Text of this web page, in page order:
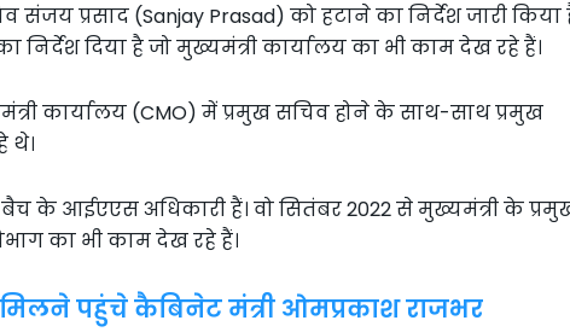
प्रसाद (Sanjay Prasad) को हटाने का निर्देश जारी किया
दिया है जो मुख्यमंत्री कार्यालय का भी काम देख रहे हैं।
कार्यालय (CMO) में प्रमुख सचिव होने के साथ-साथ प्रमुख
थे।
बैच के आईएएस अधिकारी हैं। वो सितंबर 2022 से मुख्यमंत्री के
का भी काम देख रहे हैं।
पहुंचे कैबिनेट मंत्री ओमप्रकाश राजभर